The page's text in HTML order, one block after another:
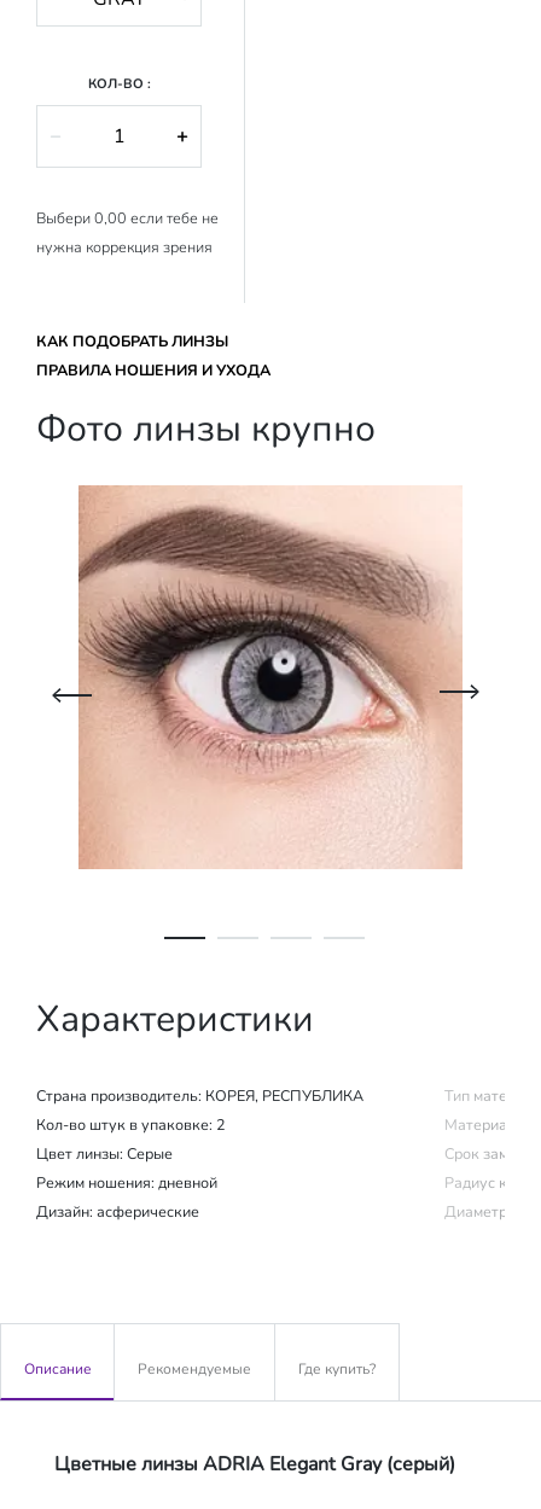
КОЛ-ВО :
− +
Выбери 0,00 если тебе не
нужна коррекция зрения
КАК ПОДОБРАТЬ ЛИНЗЫ
ПРАВИЛА НОШЕНИЯ И УХОДА
Фото линзы крупно
Характеристики
Страна производитель: КОРЕЯ, РЕСПУБЛИКА
Кол-во штук в упаковке: 2
Цвет линзы: Серые
Режим ношения: дневной
Дизайн: асферические
Тип
Материал
Срок замены
Радиус
Диаметр:
Описание Рекомендуемые Где купить?
Цветные линзы ADRIA Elegant Gray (серый)